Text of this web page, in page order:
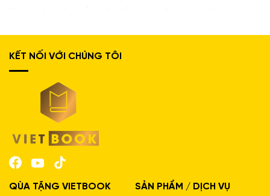
thể lựa chọn mẫu menu phù hợp với sở thích và phong
cách của mình.
Lợi ích :
Tạo ấn tượng tốt cho khách hàng
Thể hiện đẳng cấp và sự chuyên nghiệp của doanh
nghiệp
Đa dạng mẫu mã, kiểu dáng
KẾT NỐI VỚI CHÚNG TÔI
QÙA TẶNG VIETBOOK SẢN PHẨM / DỊCH VỤ